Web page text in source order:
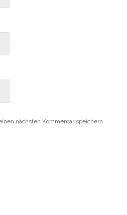
nächsten Kommentar speichern.